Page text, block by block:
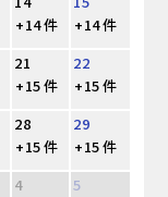
+14 件
+14 件
21
22
+15 件
+15 件
28
29
+15 件
+15 件
4 5